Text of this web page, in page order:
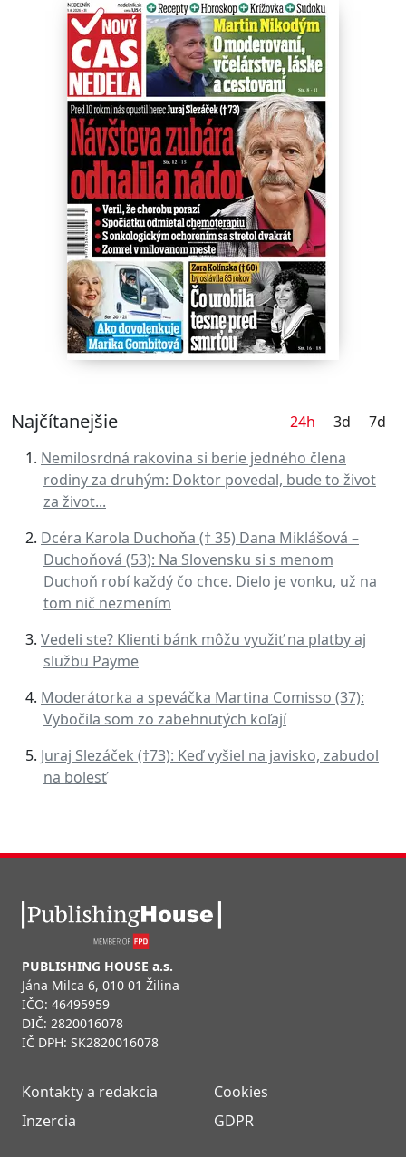
Najčítanejšie 24h 3d
7d
Nemilosrdná rakovina si berie jedného člena
rodiny za druhým: Doktor povedal, bude to život
za život...
Dcéra Karola Duchoňa († 35) Dana Miklášová –
Duchoňová (53): Na Slovensku si s menom
Duchoň robí každý čo chce. Dielo je vonku, už na
tom nič nezmením
Vedeli ste? Klienti bánk môžu využiť na platby aj
službu Payme
Moderátorka a speváčka Martina Comisso (37):
Vybočila som zo zabehnutých koľají
Juraj Slezáček (†73): Keď vyšiel na javisko, zabudol
na bolesť
PUBLISHING HOUSE a.s.
Jána Milca 6, 010 01 Žilina
IČO: 46495959
DIČ: 2820016078
IČ DPH: SK2820016078
Kontakty a redakcia
Inzercia
Cookies
GDPR